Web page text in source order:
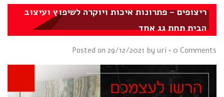
ריצופים – פתרונות איכות ויוקרה לשיפוץ ועיצוב
הבית תחת גג אחד
Posted on 29/12/2021 by uri • 0 Comments